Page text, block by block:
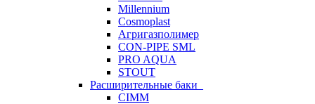
Millennium
Cosmoplast
Агригазполимер
CON-PIPE SML
PRO AQUA
STOUT
Расширительные баки
CIMM